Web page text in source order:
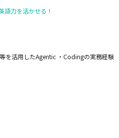
語力を活かせる！
を活用したAgentic ・Codingの実務経験